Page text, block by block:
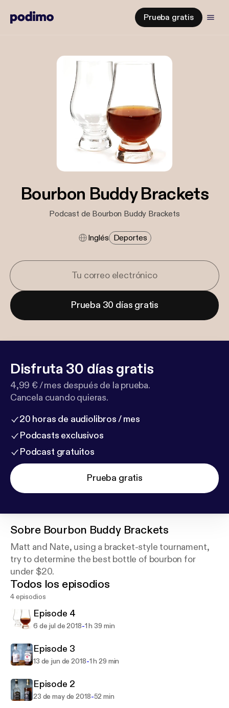
Prueba gratis
Bourbon Buddy Brackets
Podcast de Bourbon Buddy Brackets
Inglés Deportes
Prueba 30 días gratis
Disfruta 30 días gratis
4,99 € / mes después de la prueba.
Cancela cuando quieras.
20 horas de audiolibros / mes
Podcasts exclusivos
Podcast gratuitos
Prueba gratis
Sobre Bourbon Buddy Brackets
Matt and Nate, using a bracket-style tournament,
try to determine the best bottle of bourbon for
under $20.
Todos los episodios
4 episodios
Episode 4
6 de jul de 2018-1 h 39 min
Episode 3
13 de jun de 2018-1 h 29 min
Episode 2
23 de may de 2018-52 min